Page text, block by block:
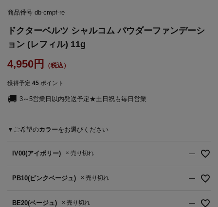
商品番号 db-cmpf-re
ドクターベルツ シャルコム パウダーファンデーシ
ョン (レフィル) 11g
4,950
獲得予定 45 ポイント
3～5営業日以内発送予定★土日祝も毎日営業
カラー
IV00(アイボリー) × 売り切れ —
PB10(ピンクベージュ) × 売り切れ —
BE20(ベージュ) × 売り切れ —